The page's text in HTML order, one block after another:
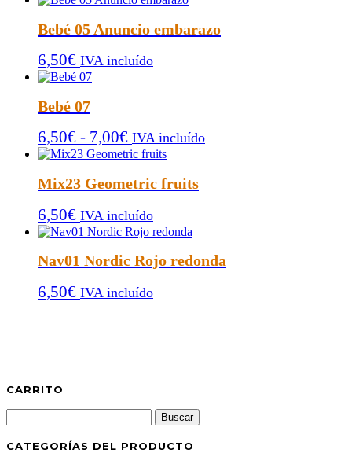
Bebé 05 Anuncio embarazo
6,50€ IVA incluído
Bebé 07
6,50€ - 7,00€Rango
de
precios:
desde
6,50€
hasta
7,00€
IVA incluído
Mix23 Geometric fruits
6,50€ IVA incluído
Nav01 Nordic Rojo redonda
6,50€ IVA incluído
CARRITO
CATEGORÍAS DEL PRODUCTO